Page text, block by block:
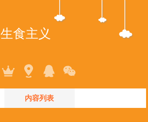
生食主义
内容列表